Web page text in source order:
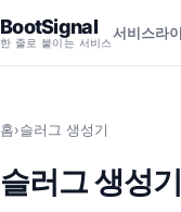
BootSignal
한 줄로 붙이는 서비스
서비스라
홈›슬러그 생성기
슬러그 생성기